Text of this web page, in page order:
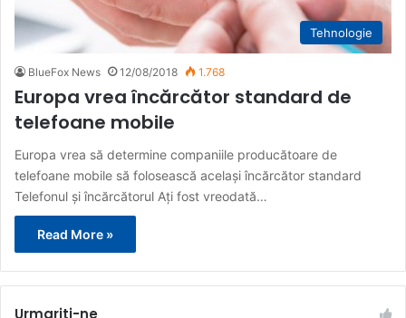
Tehnologie
BlueFox News 12/08/2018 1.768
Europa vrea încărcător standard de
telefoane mobile
Europa vrea să determine companiile producătoare de
telefoane mobile să folosească același încărcător standard
Telefonul și încărcătorul Ați fost vreodată…
Read More »
Urmariti-ne